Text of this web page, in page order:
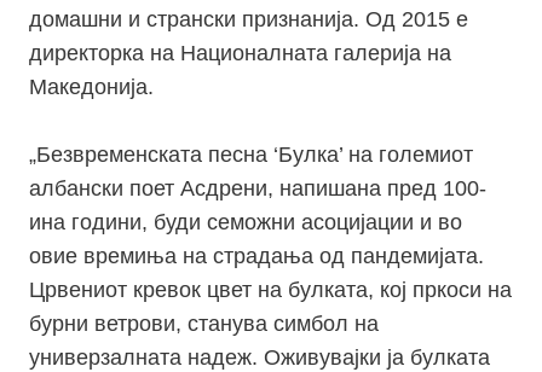
домашни и странски признанија. Од 2015 е
директорка на Националната галерија на
Македонија.
„Безвременската песна ‘Булка’ на големиот
албански поет Асдрени, напишана пред 100-
ина години, буди семожни асоцијации и во
овие времиња на страдања од пандемијата.
Црвениот кревок цвет на булката, кој пркоси на
бурни ветрови, станува симбол на
универзалната надеж. Оживувајки ја булката